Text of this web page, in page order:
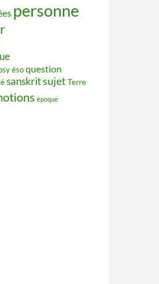
personne
ésoquestion
sanskritsujet Terre
époque